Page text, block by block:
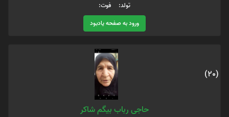
تولد: فوت:
ورود به صفحه یادبود
(20)
حاجی رباب بیگم شاکر